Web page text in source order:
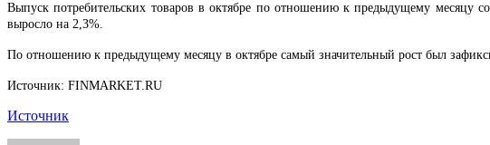
Выпуск потребительских товаров в октябре по отношению к предыдущему месяцу
выросло на 2,3%.
По отношению к предыдущему месяцу в октябре самый значительный рост был
Источник: FINMARKET.RU
Источник